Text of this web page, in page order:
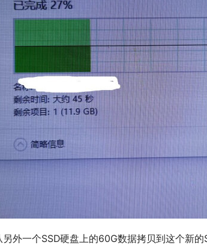
外一个SSD硬盘上的60G数据拷贝到这个新